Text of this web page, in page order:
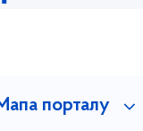
порталу